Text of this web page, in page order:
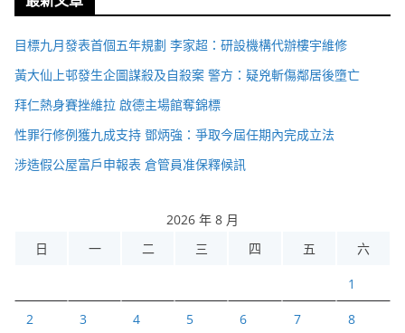
目標九月發表首個五年規劃 李家超：研設機構代辦樓宇維修
黃大仙上邨發生企圖謀殺及自殺案 警方：疑兇斬傷鄰居後墮亡
拜仁熱身賽挫維拉 啟德主場館奪錦標
性罪行修例獲九成支持 鄧炳強：爭取今屆任期內完成立法
涉造假公屋富戶申報表 倉管員准保釋候訊
2026 年 8 月
日
一 二 三 四 五 六
1
2 3 4 5 6 7 8